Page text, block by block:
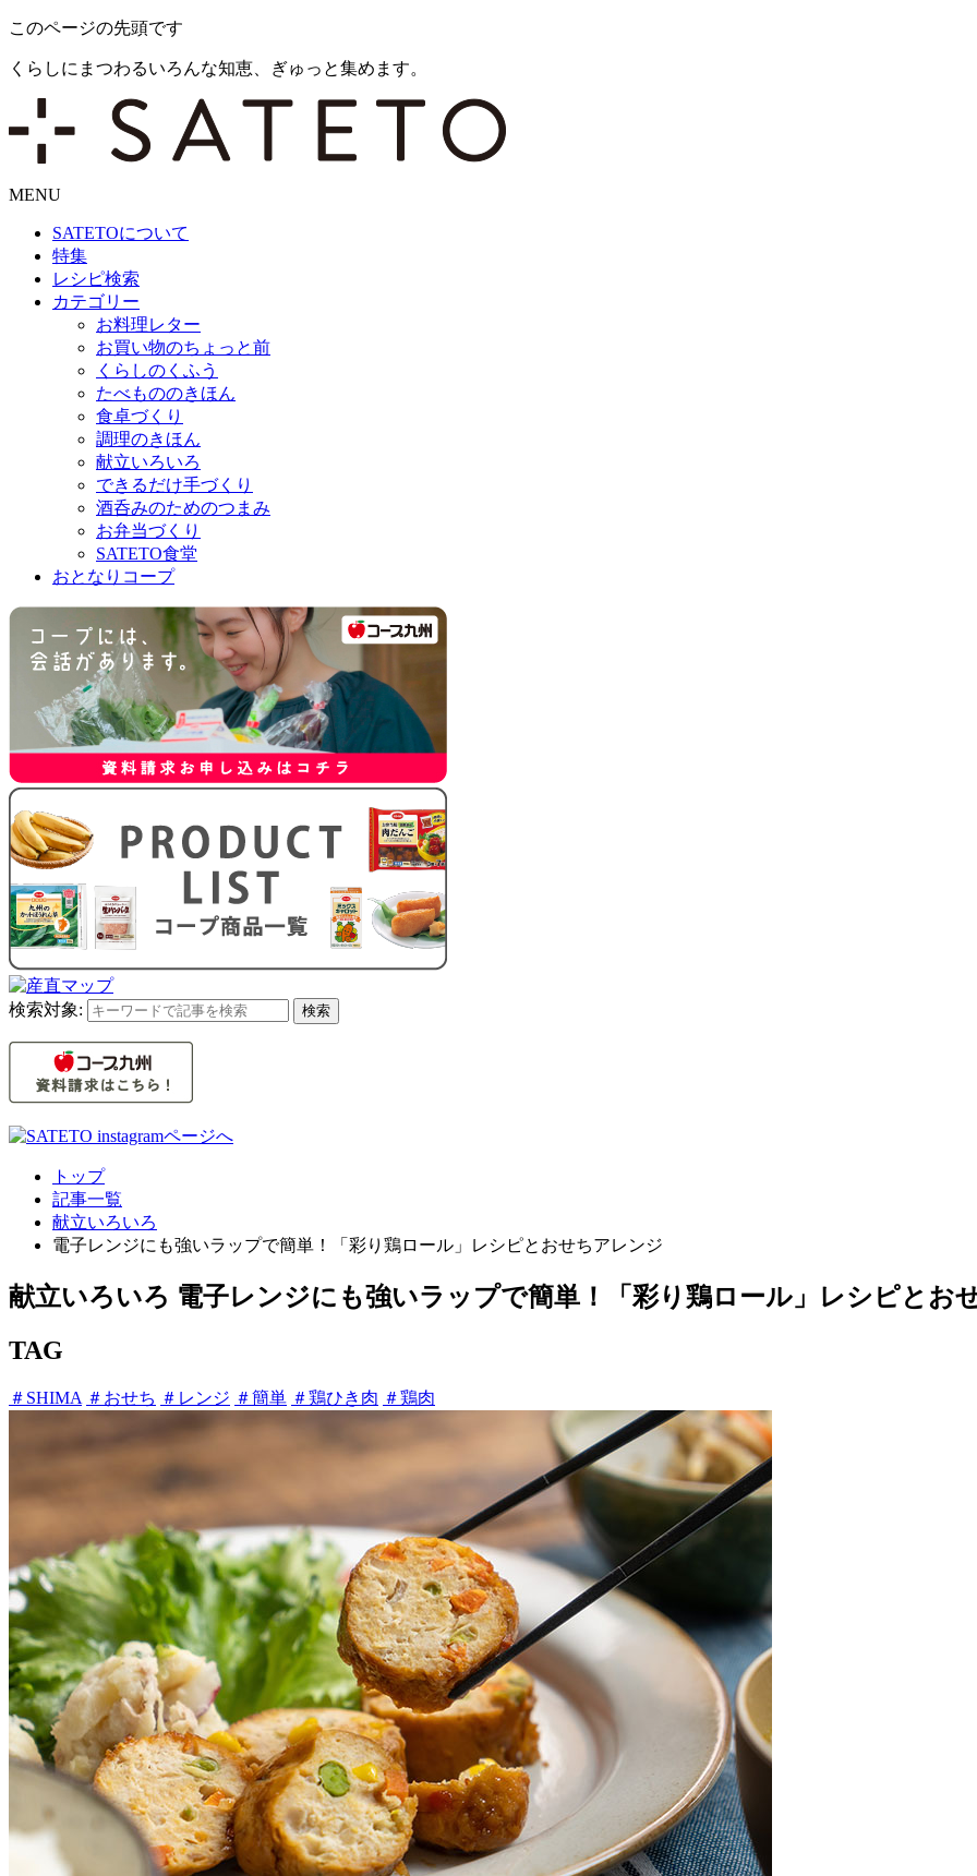
このページの先頭です
くらしにまつわるいろんな知恵、ぎゅっと集めます。
MENU
SATETOについて
特集
レシピ検索
カテゴリー
お料理レター
お買い物のちょっと前
くらしのくふう
たべもののきほん
食卓づくり
調理のきほん
献立いろいろ
できるだけ手づくり
酒呑みのためのつまみ
お弁当づくり
SATETO食堂
おとなりコープ
検索対象: 検索
トップ
記事一覧
献立いろいろ
電子レンジにも強いラップで簡単！「彩り鶏ロール」レシピとおせちアレンジ
献立いろいろ 電子レンジにも強いラップで簡単！「彩り鶏ロール」レシピとお
TAG
＃SHIMA ＃おせち ＃レンジ ＃簡単 ＃鶏ひき肉 ＃鶏肉